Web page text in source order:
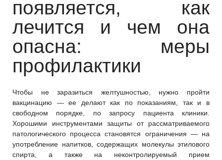
появляется, как
лечится и чем она
опасна: меры
профилактики
Чтобы не заразиться желтушностью, нужно пройти
вакцинацию — ее делают как по показаниям, так и в
свободном порядке, по запросу пациента клиники.
Хорошими инструментами защиты от рассматриваемого
патологического процесса становятся ограничения — на
употребление напитков, содержащих молекулы этилового
спирта, а также на неконтролируемый прием